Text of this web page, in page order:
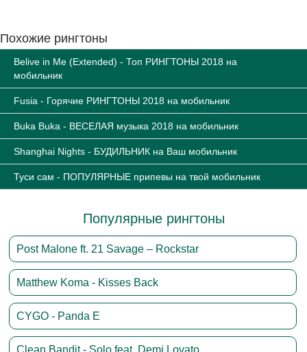
Похожие рингтоны
Belive in Me (Extended) - Топ РИНГТОНЫ 2018 на
мобильник
Fusia - Горячие РИНГТОНЫ 2018 на мобильник
Buka Buka - ВЕСЕЛАЯ музыка 2018 на мобильник
Shanghai Nights - БУДИЛЬНИК на Ваш мобильник
Туси сам - ПОПУЛЯРНЫЕ припевы на твой мобильник
Популярные рингтоны
Post Malone ft. 21 Savage – Rockstar
Matthew Koma - Kisses Back
CYGO - Panda E
Clean Bandit - Solo feat. Demi Lovato